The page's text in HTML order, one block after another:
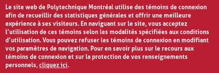
Le site web de Polytechnique Montréal utilise des témoins de connexion
afin de recueillir des statistiques générales et offrir une meilleure
expérience à ses visiteurs. En naviguant sur le site, vous acceptez
l’utilisation de ces témoins selon les modalités spécifiées aux conditions
d’utilisation. Vous pouvez refuser les témoins de connexion en modifiant
vos paramètres de navigation. Pour en savoir plus sur le recours aux
témoins de connexion et sur la protection de vos renseignements
personnels,cliquez ici.